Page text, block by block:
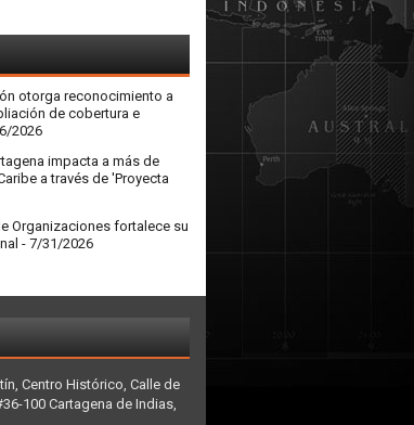
otorga reconocimiento a
de cobertura e
2026
impacta a más de
a través de 'Proyecta
Organizaciones fortalece su
- 7/31/2026
Centro Histórico, Calle de
100 Cartagena de Indias,